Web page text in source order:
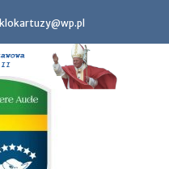
klokartuzy@wp.pl